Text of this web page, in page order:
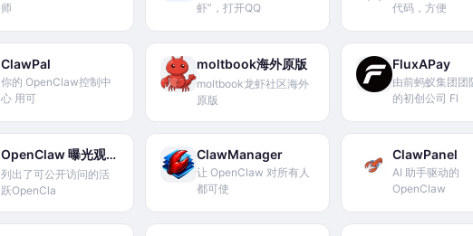
师
虾”，打开QQ
代码，方便
ClawPal
你的 OpenClaw控制中
心 用可
moltbook海外原版
moltbook龙虾社区海外
原版
FluxAPay
由前蚂蚁集团团
的初创公司 Fl
OpenClaw 曝光观察板
列出了可公开访问的活
跃OpenCla
ClawManager
让 OpenClaw 对所有人
都可使
ClawPanel
AI 助手驱动的
OpenClaw